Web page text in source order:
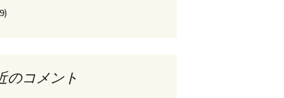
のコメント